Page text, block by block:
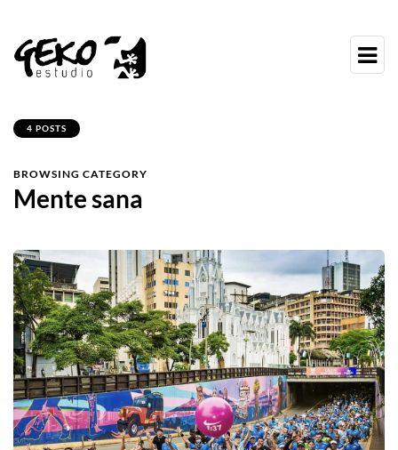
4 POSTS
BROWSING CATEGORY
Mente sana